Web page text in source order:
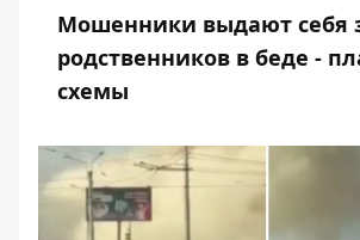
Мошенники выдают себя
родственников в беде -
схемы